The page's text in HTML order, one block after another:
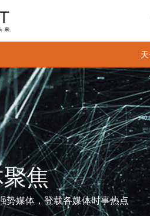
焦
势媒体，登载各媒体时事热点